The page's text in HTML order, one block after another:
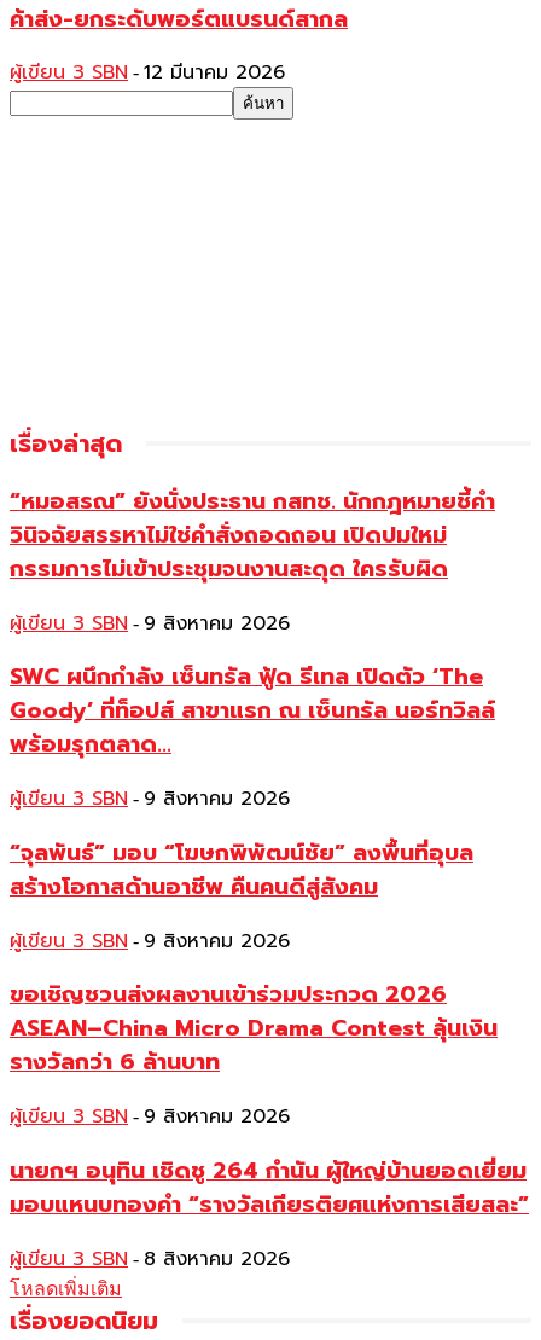
ค้าส่ง-ยกระดับพอร์ตแบรนด์สากล
ผู้เขียน 3 SBN - 12 มีนาคม 2026
เรื่องล่าสุด
“หมอสรณ” ยังนั่งประธาน กสทช. นักกฎหมายชี้คำ
วินิจฉัยสรรหาไม่ใช่คำสั่งถอดถอน เปิดปมใหม่
กรรมการไม่เข้าประชุมจนงานสะดุด ใครรับผิด
ผู้เขียน 3 SBN - 9 สิงหาคม 2026
SWC ผนึกกำลัง เซ็นทรัล ฟู้ด รีเทล เปิดตัว ‘The
Goody’ ที่ท็อปส์ สาขาแรก ณ เซ็นทรัล นอร์ทวิลล์
พร้อมรุกตลาด...
ผู้เขียน 3 SBN - 9 สิงหาคม 2026
“จุลพันธ์” มอบ “โฆษกพิพัฒน์ชัย” ลงพื้นที่อุบล
สร้างโอกาสด้านอาชีพ คืนคนดีสู่สังคม
ผู้เขียน 3 SBN - 9 สิงหาคม 2026
ขอเชิญชวนส่งผลงานเข้าร่วมประกวด 2026
ASEAN–China Micro Drama Contest ลุ้นเงิน
รางวัลกว่า 6 ล้านบาท
ผู้เขียน 3 SBN - 9 สิงหาคม 2026
นายกฯ อนุทิน เชิดชู 264 กำนัน ผู้ใหญ่บ้านยอดเยี่ยม
มอบแหนบทองคำ “รางวัลเกียรติยศแห่งการเสียสละ”
ผู้เขียน 3 SBN - 8 สิงหาคม 2026
โหลดเพิ่มเติม
เรื่องยอดนิยม